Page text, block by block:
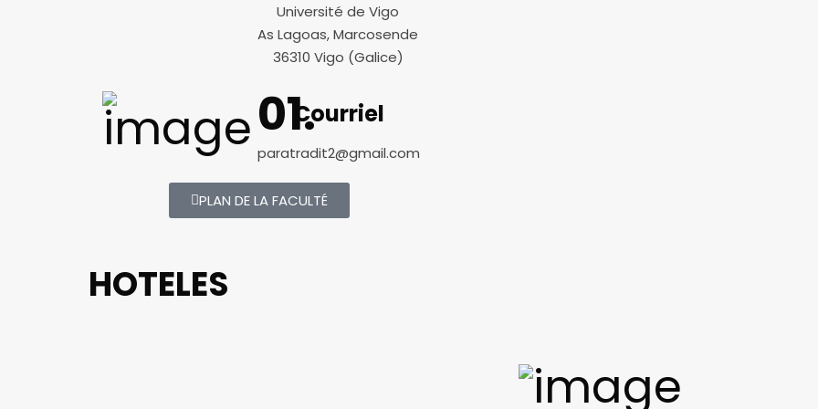
Université de Vigo
As Lagoas, Marcosende
36310 Vigo (Galice)
Courriel
paratradit2@gmail.com
PLAN DE LA FACULTÉ
HOTELES